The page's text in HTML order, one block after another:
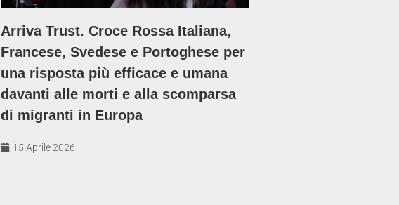
Arriva Trust. Croce Rossa Italiana,
Francese, Svedese e Portoghese per
una risposta più efficace e umana
davanti alle morti e alla scomparsa
di migranti in Europa
15 Aprile 2026